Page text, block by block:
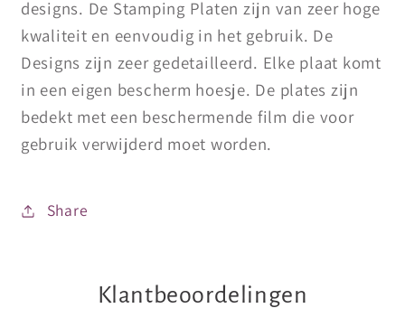
designs. De Stamping Platen zijn van zeer hoge
kwaliteit en eenvoudig in het gebruik. De
Designs zijn zeer gedetailleerd. Elke plaat komt
in een eigen bescherm hoesje. De plates zijn
bedekt met een beschermende film die voor
gebruik verwijderd moet worden.
Share
Klantbeoordelingen